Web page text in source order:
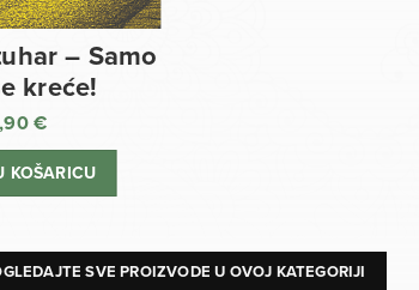
– Samo
kreće!
€
KOŠARICU
SVE PROIZVODE U OVOJ KATEGORIJI